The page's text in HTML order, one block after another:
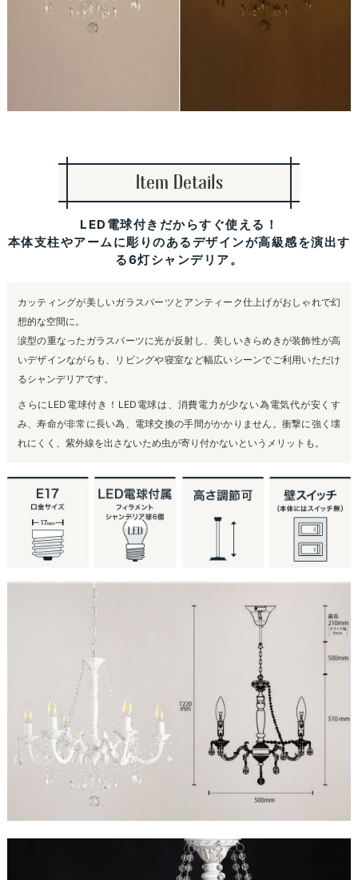
Item Details
LED電球付きだからすぐ使える！
本体支柱やアームに彫りのあるデザインが高級感を演出す
る6灯シャンデリア。
カッティングが美しいガラスパーツとアンティーク仕上げがおしゃれで幻
想的な空間に。
涙型の重なったガラスパーツに光が反射し、美しいきらめきが装飾性が高
いデザインながらも、リビングや寝室など幅広いシーンでご利用いただけ
るシャンデリアです。
さらにLED電球付き！LED電球は、消費電力が少ない為電気代が安くす
み、寿命が非常に長い為、電球交換の手間がかかりません。衝撃に強く壊
れにくく、紫外線を出さないため虫が寄り付かないというメリットも。